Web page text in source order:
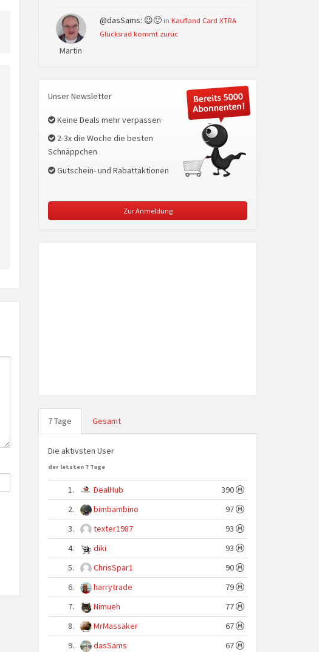
Martin
@dasSams: 😉🙂 in Kaufland Card XTRA
Glücksrad kommt zurüc
Unser Newsletter
Keine Deals mehr verpassen
2-3x die Woche die besten
Schnäppchen
Gutschein- und Rabattaktionen
Zur Anmeldung
7 Tage Gesamt
Die aktivsten User
der letzten 7 Tage
1. DealHub
390
2.
bimbambino
97
3.
texter1987
93
4.
diki
93
5.
ChrisSpar1
90
6.
harrytrade
79
7.
Nimueh
77
8.
MrMassaker
67
9.
dasSams 67